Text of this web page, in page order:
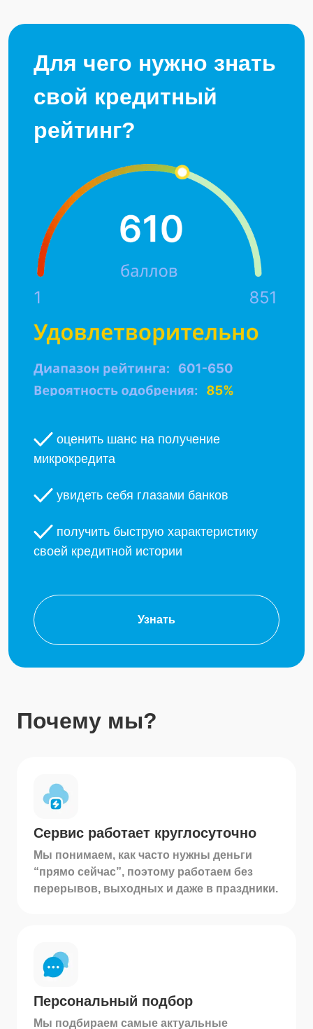
Для чего нужно знать
свой кредитный
рейтинг?
оценить шанс на получение
микрокредита
увидеть себя глазами банков
получить быструю характеристику
своей кредитной истории
Узнать
Почему мы?
Сервис работает круглосуточно
Мы понимаем, как часто нужны деньги
“прямо сейчас”, поэтому работаем без
перерывов, выходных и даже в праздники.
Персональный подбор
Мы подбираем самые актуальные